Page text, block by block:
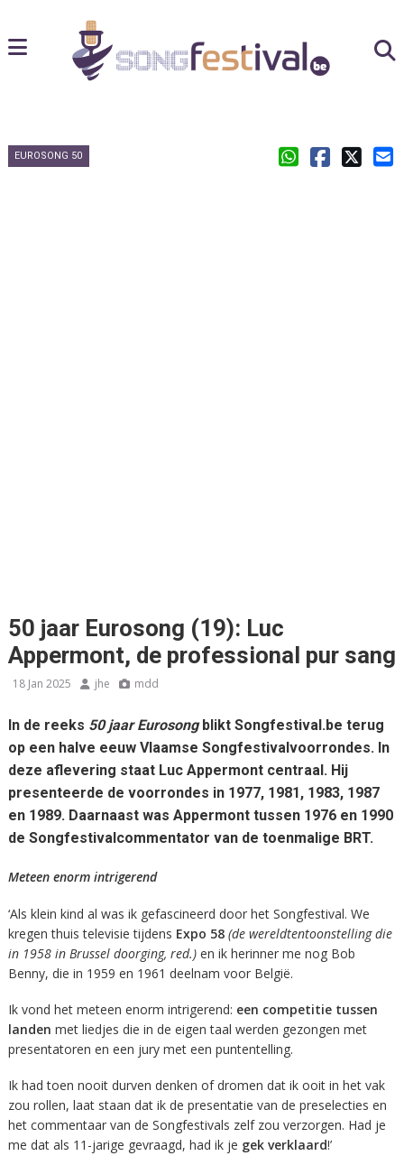
EUROSONG 50
50 jaar Eurosong (19): Luc
Appermont, de professional pur sang
18 Jan 2025 jhe mdd
In de reeks 50 jaar Eurosongblikt Songfestival.be terug
op een halve eeuw Vlaamse Songfestivalvoorrondes. In
deze aflevering staat Luc Appermont centraal. Hij
presenteerde de voorrondes in 1977, 1981, 1983, 1987
en 1989. Daarnaast was Appermont tussen 1976 en 1990
de Songfestivalcommentator van de toenmalige BRT.
Meteen enorm intrigerend
‘Als klein kind al was ik gefascineerd door het Songfestival. We
kregen thuis televisie tijdens Expo 58 (de wereldtentoonstelling die
in 1958 in Brussel doorging, red.) en ik herinner me nog Bob
Benny, die in 1959 en 1961 deelnam voor België.
Ik vond het meteen enorm intrigerend: een competitie tussen
landen met liedjes die in de eigen taal werden gezongen met
presentatoren en een jury met een puntentelling.
Ik had toen nooit durven denken of dromen dat ik ooit in het vak
zou rollen, laat staan dat ik de presentatie van de preselecties en
het commentaar van de Songfestivals zelf zou verzorgen. Had je
me dat als 11-jarige gevraagd, had ik je gek verklaard!’